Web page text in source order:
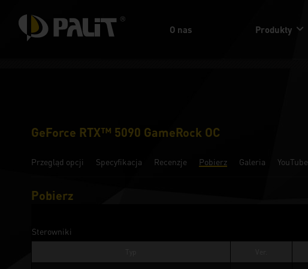
O nas Produkty
GeForce RTX™ 5090 GameRock OC
Przegląd opcji Specyfikacja Recenzje Pobierz Galeria YouTube
Pobierz
Sterowniki